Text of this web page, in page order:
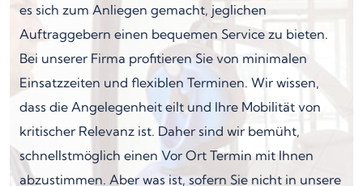
es sich zum Anliegen gemacht, jeglichen
Auftraggebern einen bequemen Service zu bieten.
Bei unserer Firma profitieren Sie von minimalen
Einsatzzeiten und flexiblen Terminen. Wir wissen,
dass die Angelegenheit eilt und Ihre Mobilität von
kritischer Relevanz ist. Daher sind wir bemüht,
schnellstmöglich einen Vor Ort Termin mit Ihnen
abzustimmen. Aber was ist, sofern Sie nicht in unsere